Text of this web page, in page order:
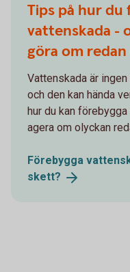
Tips på hur
vattenskada -
göra om
Vattenskada är
och den kan hända
hur du kan
agera om olyckan
Förebygga
skett?